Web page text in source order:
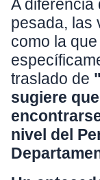
A diferencia
pesada, las
como la
traslado de
sugiere
nivel del